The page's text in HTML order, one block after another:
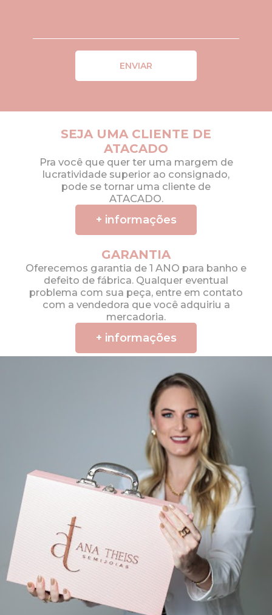
ENVIAR
SEJA UMA CLIENTE DE
ATACADO
Pra você que quer ter uma margem de
lucratividade superior ao consignado,
pode se tornar uma cliente de
ATACADO.
+ informações
GARANTIA
Oferecemos garantia de 1 ANO para banho e
defeito de fábrica. Qualquer eventual
problema com sua peça, entre em contato
com a vendedora que você adquiriu a
mercadoria.
+ informações